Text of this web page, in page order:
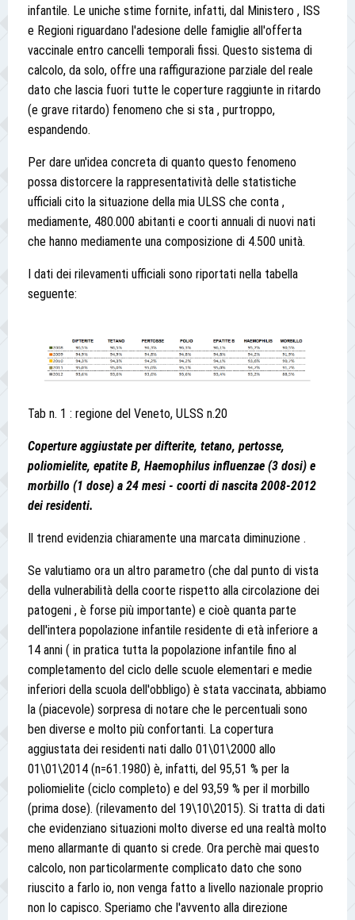
infantile. Le uniche stime fornite, infatti, dal Ministero , ISS
e Regioni riguardano l'adesione delle famiglie all'offerta
vaccinale entro cancelli temporali fissi. Questo sistema di
calcolo, da solo, offre una raffigurazione parziale del reale
dato che lascia fuori tutte le coperture raggiunte in ritardo
(e grave ritardo) fenomeno che si sta , purtroppo,
espandendo.
Per dare un'idea concreta di quanto questo fenomeno
possa distorcere la rappresentatività delle statistiche
ufficiali cito la situazione della mia ULSS che conta ,
mediamente, 480.000 abitanti e coorti annuali di nuovi nati
che hanno mediamente una composizione di 4.500 unità.
I dati dei rilevamenti ufficiali sono riportati nella tabella
seguente:
Tab n. 1 : regione del Veneto, ULSS n.20
Coperture aggiustate per difterite, tetano, pertosse,
poliomielite, epatite B, Haemophilus influenzae (3 dosi) e
morbillo (1 dose) a 24 mesi - coorti di nascita 2008-2012
dei residenti.
Il trend evidenzia chiaramente una marcata diminuzione .
Se valutiamo ora un altro parametro (che dal punto di vista
della vulnerabilità della coorte rispetto alla circolazione dei
patogeni , è forse più importante) e cioè quanta parte
dell'intera popolazione infantile residente di età inferiore a
14 anni ( in pratica tutta la popolazione infantile fino al
completamento del ciclo delle scuole elementari e medie
inferiori della scuola dell'obbligo) è stata vaccinata, abbiamo
la (piacevole) sorpresa di notare che le percentuali sono
ben diverse e molto più confortanti. La copertura
aggiustata dei residenti nati dallo 01\01\2000 allo
01\01\2014 (n=61.1980) è, infatti, del 95,51 % per la
poliomielite (ciclo completo) e del 93,59 % per il morbillo
(prima dose). (rilevamento del 19\10\2015). Si tratta di dati
che evidenziano situazioni molto diverse ed una realtà molto
meno allarmante di quanto si crede. Ora perchè mai questo
calcolo, non particolarmente complicato dato che sono
riuscito a farlo io, non venga fatto a livello nazionale proprio
non lo capisco. Speriamo che l'avvento alla direzione